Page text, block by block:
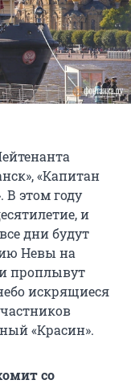
«Капитан
В этом году
и
дни будут
Невы на
проплывут
искрящиеся
«Красин».
со